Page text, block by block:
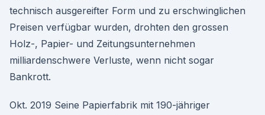
technisch ausgereifter Form und zu erschwinglichen
Preisen verfügbar wurden, drohten den grossen
Holz-, Papier- und Zeitungsunternehmen
milliardenschwere Verluste, wenn nicht sogar
Bankrott.
Okt. 2019 Seine Papierfabrik mit 190-jähriger